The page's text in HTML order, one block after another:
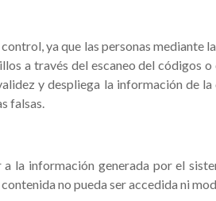
ya que las personas mediante
a través del escaneo del códigos
y despliega la información de
falsas.
la información generada por el
no pueda ser accedida ni